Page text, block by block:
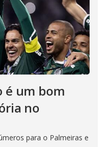
é um bom
no
para o Palmeiras e